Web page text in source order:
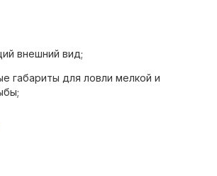
внешний вид;
габариты для ловли мелкой и
отверстий в спинной части).